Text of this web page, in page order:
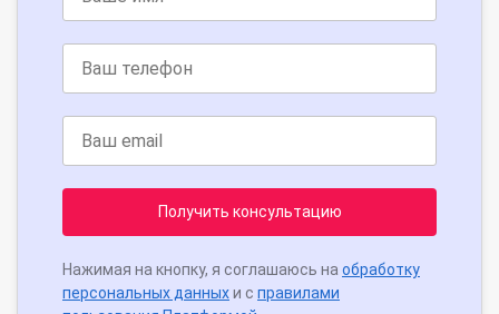
Получить консультацию
Нажимая на кнопку, я соглашаюсь на обработку
персональных данныхи с правилами